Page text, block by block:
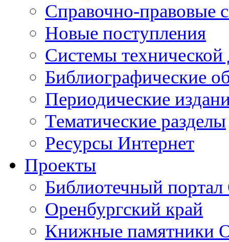
Справочно-правовые
Новые поступления
Cистемы
Библиографические
Периодические
Тематические разделы
Ресурсы Интернет
Проекты
Библиотечный портал
Оренбургский край
Книжные памятники